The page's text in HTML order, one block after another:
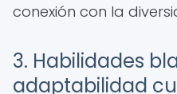
conexión con la
3. Habilidades
adaptabilidad